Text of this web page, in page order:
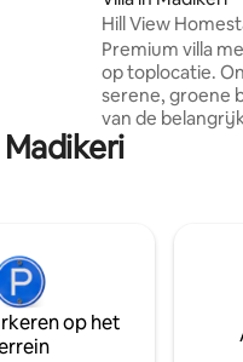
uitje in
thuis.
Hill View
slaapkamers)
Premium villa
op toplocatie.
serene, groene
van de
perfecte mix
je hier nu bent
bergen met
zonsopgang:
een rustige
omgeving. Er
op het